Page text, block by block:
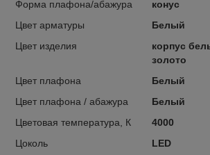
Форма плафона/абажура
конус
Цвет арматуры
Белый
Цвет изделия
корпус
золото
Цвет плафона
Белый
Цвет плафона / абажура
Белый
Цветовая температура, К
4000
Цоколь
LED